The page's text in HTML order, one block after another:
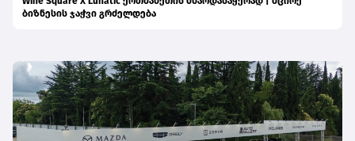
ბიზნესის ჯაჭვი გრძელდება